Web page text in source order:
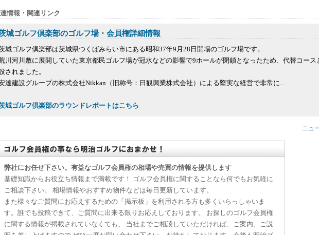
情報・関連リンク
城ゴルフ倶楽部のゴルフ場・会員権詳細情報
城ゴルフ倶楽部は茨城県つくばみらい市にある昭和37年9月28日開場のゴルフ場です。
川河川敷に展開していた東京都民ゴルフ場が冠水などの影響で9ホールが閉鎖となったため、代替コース
されました。
達建設グループの株式会社Nikkan（旧称号：日観興業株式会社）による堅実な経営で非常に...
城ゴルフ倶楽部のラウンドレポートはこちら
ニュ
弊社にお任せ下さい。有益なゴルフ会員権の相場や売買の情報を提供します
基礎知識からお役立ち情報まで満載です！ ゴルフ会員権に関することなら何でもお気軽に
ご相談下さい。 相場情報やおすすめ物件などは毎日更新しています。
また様々なご質問にお応えするための「掲示板」を利用される方も多くいらっしゃいま
す。誰でも投稿できて、ご質問に出来る限りお応えしております。 お探しのゴルフ会員権
に関する情報が掲載されていなくても、 当社までご相談していただければ、ご案内、ご説